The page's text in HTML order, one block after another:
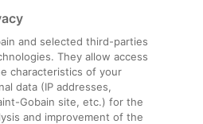
and selected third-parties
They allow access
characteristics of your
data (IP addresses,
Gobain site, etc.) for the
and improvement of the